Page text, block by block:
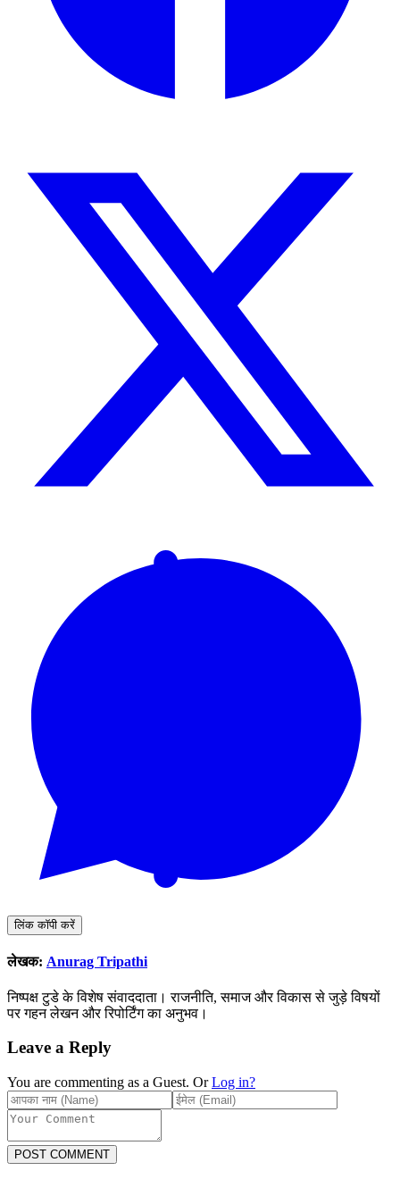
लिंक कॉपी करें
लेखक: Anurag Tripathi
निष्पक्ष टुडे के विशेष संवाददाता। राजनीति, समाज और विकास से जुड़े विषयों
पर गहन लेखन और रिपोर्टिंग का अनुभव।
Leave a Reply
You are commenting as a Guest. Or Log in?
POST COMMENT